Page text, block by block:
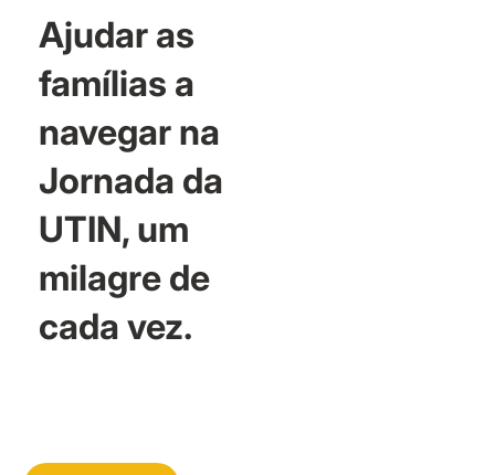
Ajudar as
famílias a
navegar na
Jornada da
UTIN, um
milagre de
cada vez.